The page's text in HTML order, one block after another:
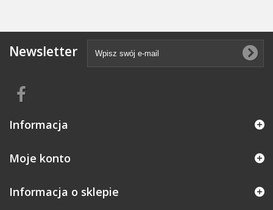
Newsletter
Informacja
Moje konto
Informacja o sklepie